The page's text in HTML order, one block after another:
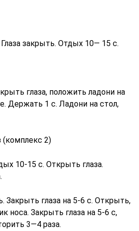
закрыть. Отдых 10— 15 с.
глаза, положить ладони на
Держать 1 с. Ладони на стол,
(комплекс 2)
10-15 с. Открыть глаза.
Закрыть глаза на 5-6 с. Открыть,
носа. Закрыть глаза на 5-6 с,
3—4 раза.